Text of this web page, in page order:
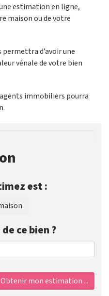
estimation en ligne,
maison ou de votre
d’avoir une
vénale de votre bien
immobiliers pourra
est :
ce bien ?
Obtenir mon estimation ...